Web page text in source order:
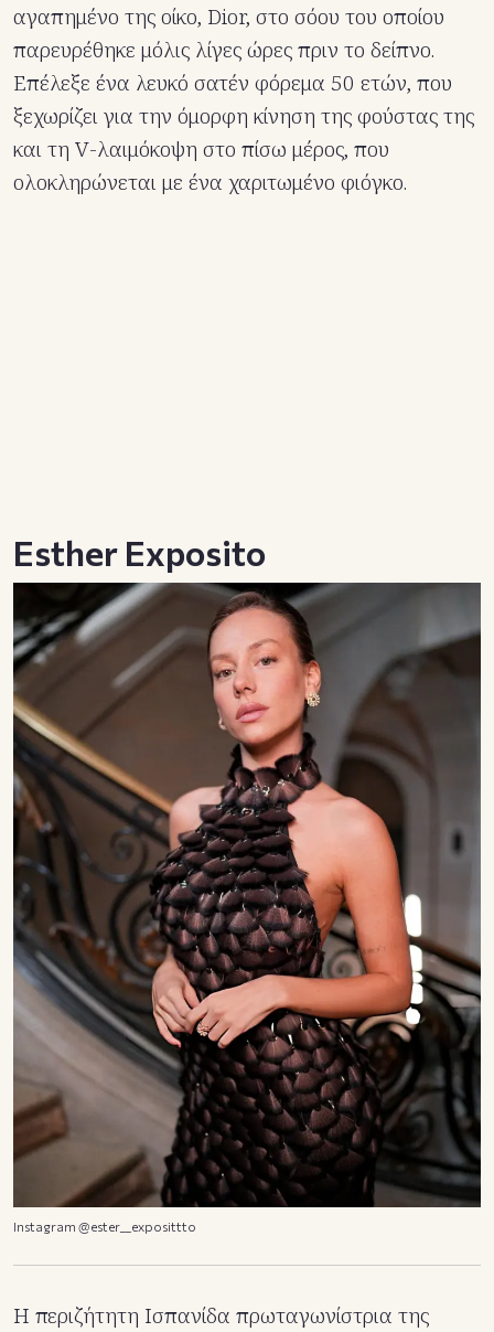
αγαπημένο της οίκο, Dior, στο σόου του οποίου
παρευρέθηκε μόλις λίγες ώρες πριν το δείπνο.
Επέλεξε ένα λευκό σατέν φόρεμα 50 ετών, που
ξεχωρίζει για την όμορφη κίνηση της φούστας της
και τη V-λαιμόκοψη στο πίσω μέρος, που
ολοκληρώνεται με ένα χαριτωμένο φιόγκο.
Esther Exposito
Ιnstagram @ester__exposittto
Η περιζήτητη Ισπανίδα πρωταγωνίστρια της